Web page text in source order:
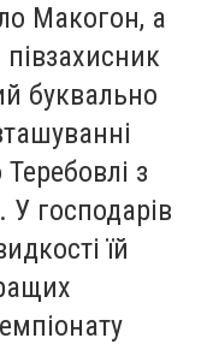
Макогон, а
буквально
з
господарів
їй